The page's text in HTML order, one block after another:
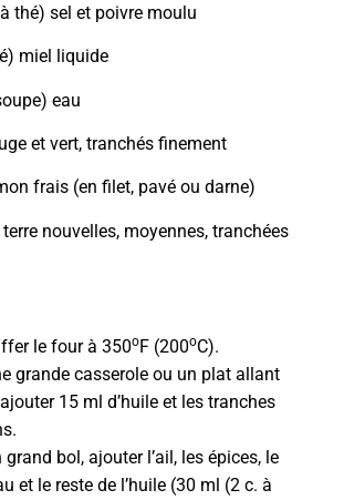
thé) sel et poivre moulu
miel liquide
eau
et vert, tranchés finement
frais (en filet, pavé ou darne)
nouvelles, moyennes, tranchées
le four à 350oF (200oC).
grande casserole ou un plat allant
15 ml d’huile et les tranches
grand bol, ajouter l’ail, les épices, le
et le reste de l’huile (30 ml (2 c. à